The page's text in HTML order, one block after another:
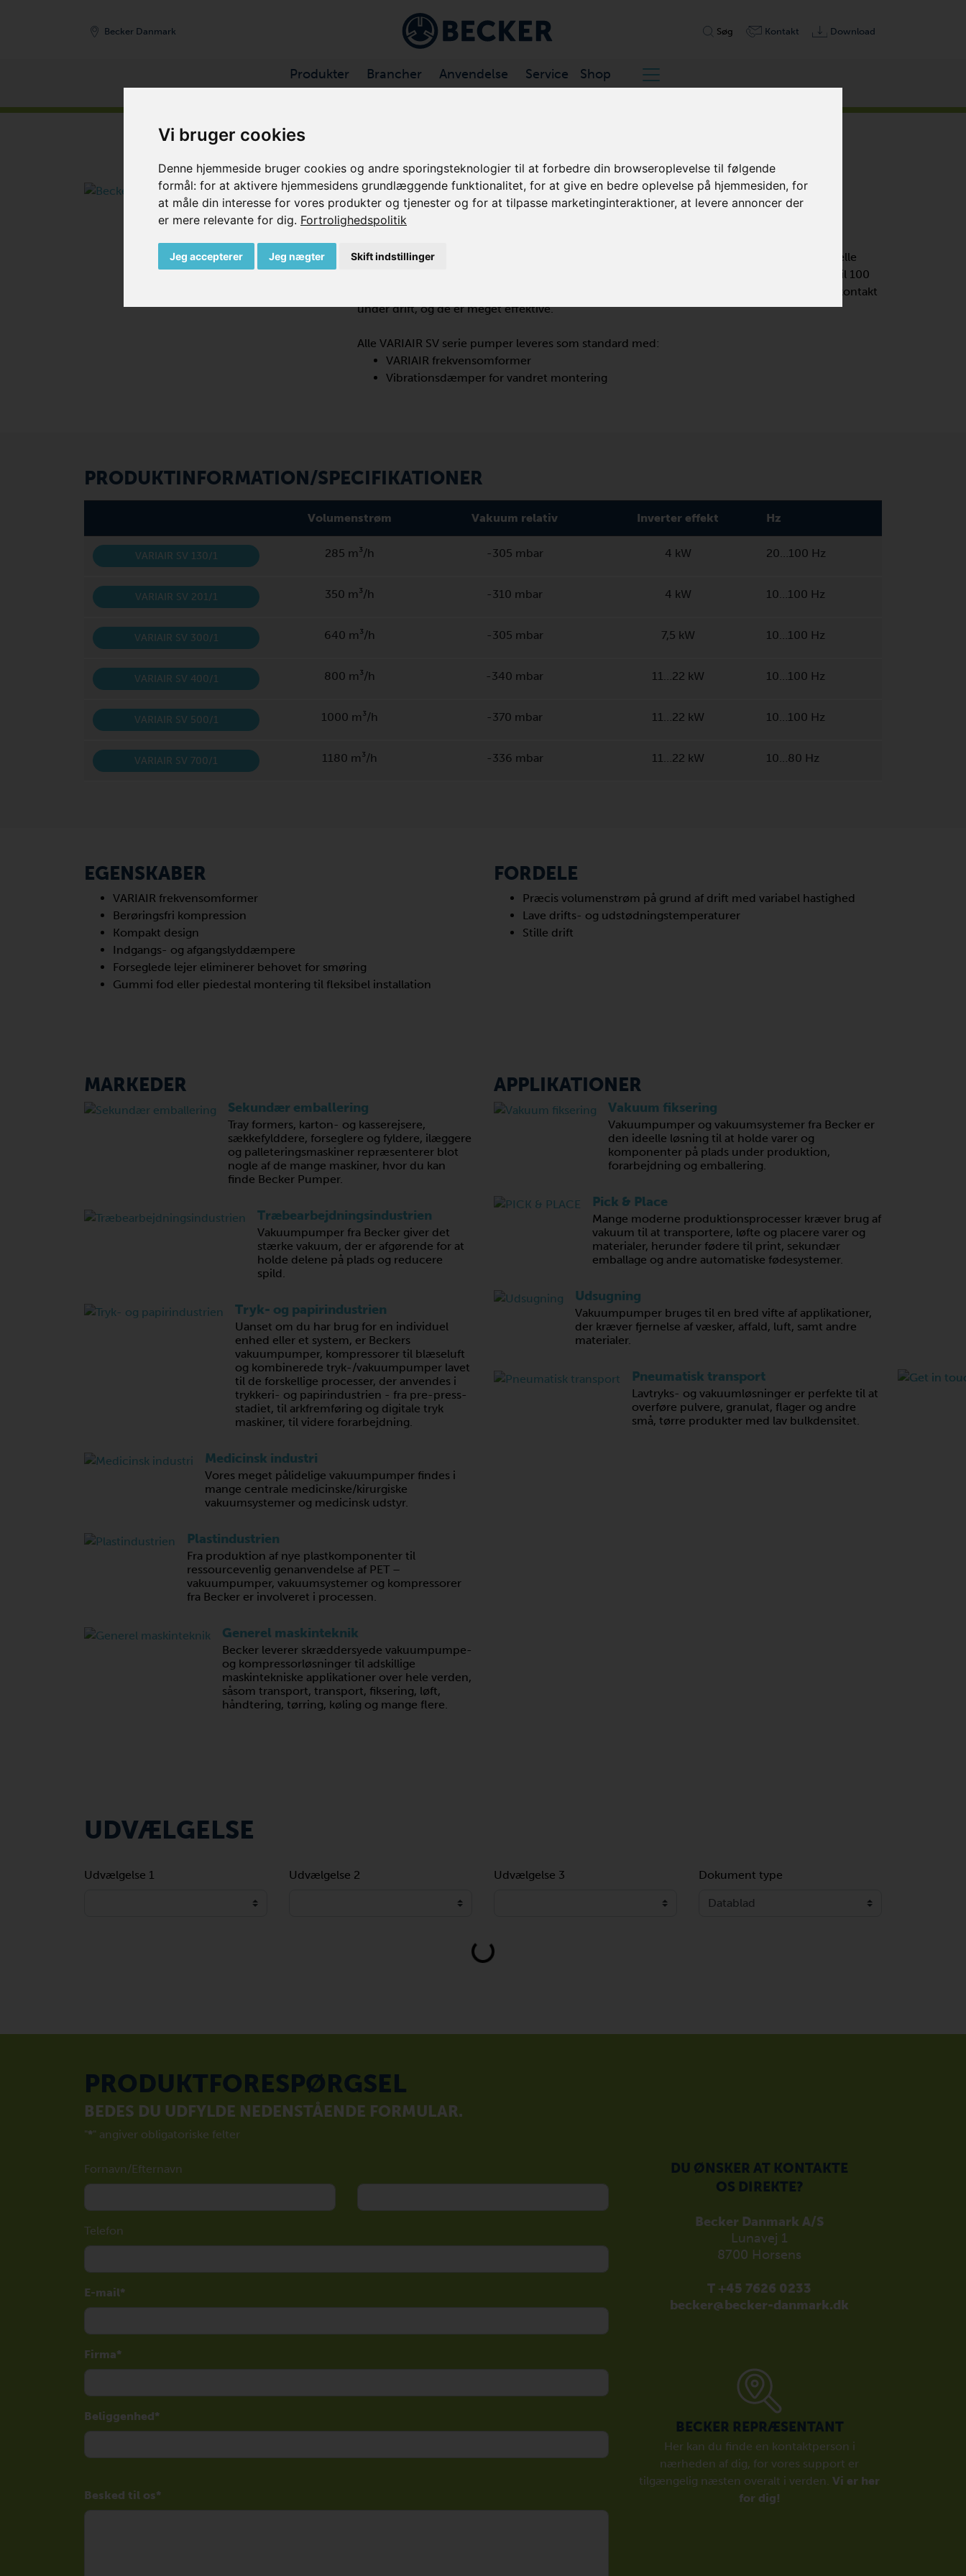
Vi bruger cookies
Denne hjemmeside bruger cookies og andre sporingsteknologier til at forbedre din browseroplevelse til følgende
formål: for at aktivere hjemmesidens grundlæggende funktionalitet, for at give en bedre oplevelse på hjemmesiden, for
at måle din interesse for vores produkter og tjenester og for at tilpasse marketinginteraktioner, at levere annoncer der
er mere relevante for dig. Fortrolighedspolitik
Jeg accepterer Jeg nægter Skift indstillinger
Becker Danmark Søg Kontakt Download
Produkter Brancher Anvendelse Service Shop
VARIAIR SV SERIE
SIDEKANAL VAKUUMPUMPER, 1-TRINS
Becker VARIAIR SV serie sidekanalblæsere genererer sug eller tryk til en lang række industrielle
applikationer. Disse kompakte vakuumpumper og kompressorer med variabel frekvens op til 100
Hz tilbyder høj ydeevne i et stille, berøringsløst miljø. Disse pumper er 100 % fri for olie og kontakt
under drift, og de er meget effektive.
Alle VARIAIR SV serie pumper leveres som standard med:
VARIAIR frekvensomformer
Vibrationsdæmper for vandret montering
PRODUKTINFORMATION/SPECIFIKATIONER
Volumenstrøm Vakuum relativ Inverter effekt Hz
VARIAIR SV 130/1 285 m³/h -305 mbar 4 kW 20…100 Hz
VARIAIR SV 201/1 350 m³/h -310 mbar 4 kW 10…100 Hz
VARIAIR SV 300/1 640 m³/h -305 mbar 7,5 kW 10…100 Hz
VARIAIR SV 400/1 800 m³/h -340 mbar 11…22 kW 10…100 Hz
VARIAIR SV 500/1 1000 m³/h -370 mbar 11…22 kW 10…100 Hz
VARIAIR SV 700/1 1180 m³/h -336 mbar 11…22 kW 10…80 Hz
EGENSKABER
VARIAIR frekvensomformer
Berøringsfri kompression
Kompakt design
Indgangs- og afgangslyddæmpere
Forseglede lejer eliminerer behovet for smøring
Gummi fod eller piedestal montering til fleksibel installation
FORDELE
Præcis volumenstrøm på grund af drift med variabel hastighed
Lave drifts- og udstødningstemperaturer
Stille drift
MARKEDER
Sekundær emballering
Tray formers, karton- og kasserejsere,
sækkefylddere, forseglere og fyldere, ilæggere
og palleteringsmaskiner repræsenterer blot
nogle af de mange maskiner, hvor du kan
finde Becker Pumper.
Træbearbejdningsindustrien
Vakuumpumper fra Becker giver det
stærke vakuum, der er afgørende for at
holde delene på plads og reducere
spild.
Tryk- og papirindustrien
Uanset om du har brug for en individuel
enhed eller et system, er Beckers
vakuumpumper, kompressorer til blæseluft
og kombinerede tryk-/vakuumpumper lavet
til de forskellige processer, der anvendes i
trykkeri- og papirindustrien - fra pre-press-
stadiet, til arkfremføring og digitale tryk
maskiner, til videre forarbejdning.
Medicinsk industri
Vores meget pålidelige vakuumpumper findes i
mange centrale medicinske/kirurgiske
vakuumsystemer og medicinsk udstyr.
Plastindustrien
Fra produktion af nye plastkomponenter til
ressourcevenlig genanvendelse af PET –
vakuumpumper, vakuumsystemer og kompressorer
fra Becker er involveret i processen.
Generel maskinteknik
Becker leverer skræddersyede vakuumpumpe-
og kompressorløsninger til adskillige
maskintekniske applikationer over hele verden,
såsom transport, transport, fiksering, løft,
håndtering, tørring, køling og mange flere.
APPLIKATIONER
Vakuum fiksering
Vakuumpumper og vakuumsystemer fra Becker er
den ideelle løsning til at holde varer og
komponenter på plads under produktion,
forarbejdning og emballering.
Pick & Place
Mange moderne produktionsprocesser kræver brug af
vakuum til at transportere, løfte og placere varer og
materialer, herunder fødere til print, sekundær
emballage og andre automatiske fødesystemer.
Udsugning
Vakuumpumper bruges til en bred vifte af applikationer,
der kræver fjernelse af væsker, affald, luft, samt andre
materialer.
Pneumatisk transport
Lavtryks- og vakuumløsninger er perfekte til at
overføre pulvere, granulat, flager og andre
små, tørre produkter med lav bulkdensitet.
UDVÆLGELSE
Udvælgelse 1 Udvælgelse 2 Udvælgelse 3 Dokument type
PRODUKTFORESPØRGSEL
BEDES DU UDFYLDE NEDENSTÅENDE FORMULAR.
"*" angiver obligatoriske felter
Fornavn/Efternavn
Telefon
E-mail
Firma
Beliggenhed
Besked til os
DU ØNSKER AT KONTAKTE
OS DIREKTE?
Becker Danmark A/S
Lunavej 1
8700 Horsens
T +45 7626 0233
becker@becker-danmark.dk
BECKER REPRÆSENTANT
Her kan du finde en kontaktperson i
nærheden af dig, for vores support er
tilgængelig næsten overalt i verden. Vi er her
for dig!